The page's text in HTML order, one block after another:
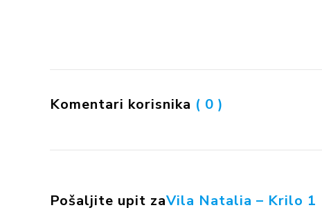
Komentari korisnika ( 0 )
Pošaljite upit zaVila Natalia – Krilo 1